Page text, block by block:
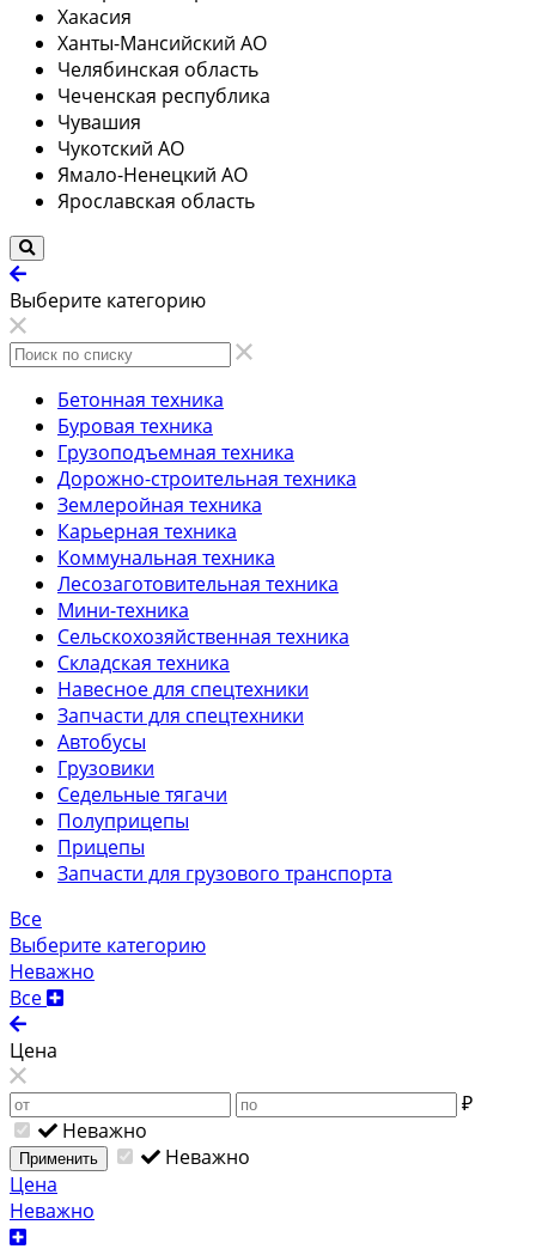
Хакасия
Ханты-Мансийский АО
Челябинская область
Чеченская республика
Чувашия
Чукотский АО
Ямало-Ненецкий АО
Ярославская область
Выберите категорию
Бетонная техника
Буровая техника
Грузоподъемная техника
Дорожно-строительная техника
Землеройная техника
Карьерная техника
Коммунальная техника
Лесозаготовительная техника
Мини-техника
Сельскохозяйственная техника
Складская техника
Навесное для спецтехники
Запчасти для спецтехники
Автобусы
Грузовики
Седельные тягачи
Полуприцепы
Прицепы
Запчасти для грузового транспорта
Все
Выберите категорию
Неважно
Все
Цена
₽
Неважно
Применить
Неважно
Цена
Неважно